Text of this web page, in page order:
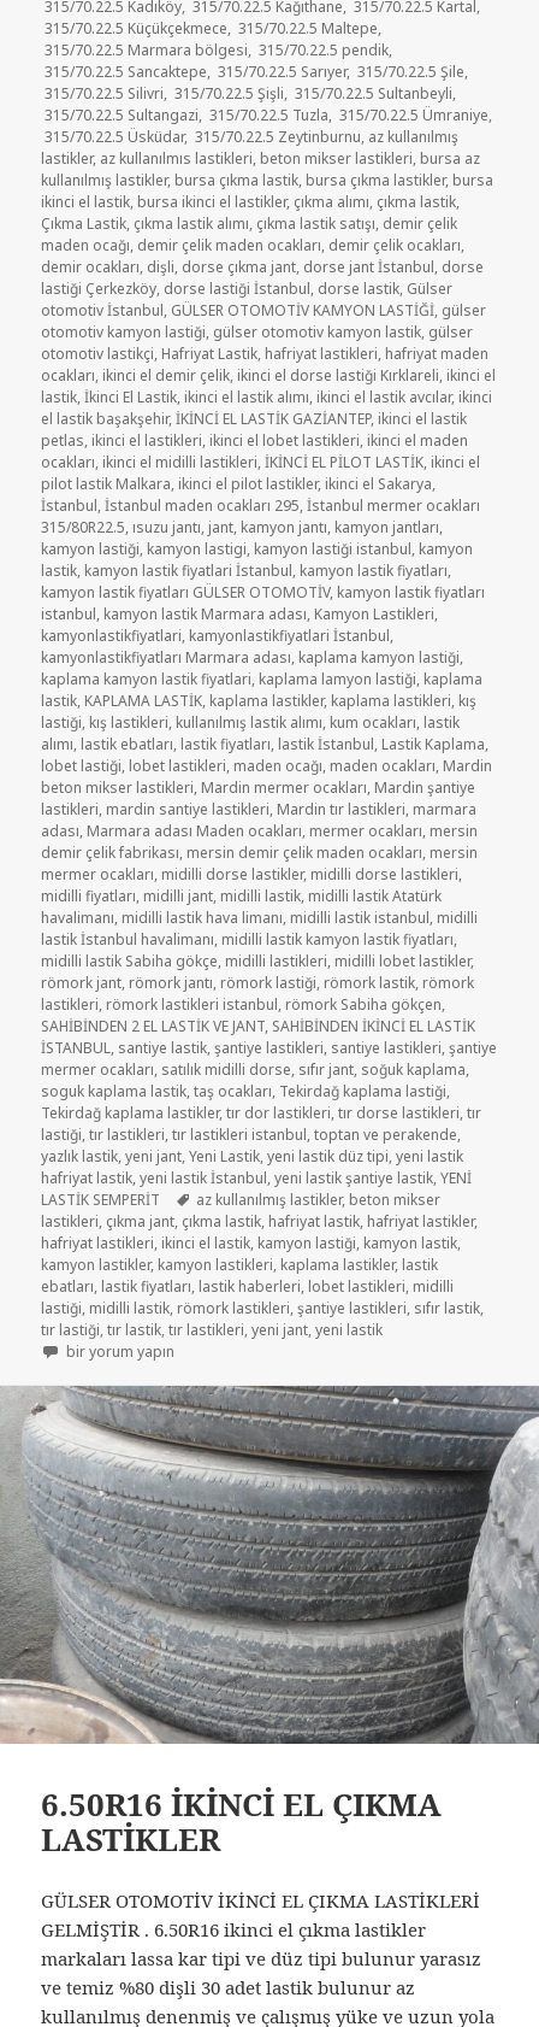
315/70.22.5 Kadıköy, 315/70.22.5 Kağıthane, 315/70.22.5 Kartal ,
315/70.22.5 Küçükçekmece, 315/70.22.5 Maltepe,
315/70.22.5 Marmara bölgesi, 315/70.22.5 pendik,
315/70.22.5 Sancaktepe, 315/70.22.5 Sarıyer, 315/70.22.5 Şile,
315/70.22.5 Silivri, 315/70.22.5 Şişli, 315/70.22.5 Sultanbeyli,
315/70.22.5 Sultangazi, 315/70.22.5 Tuzla, 315/70.22.5 Ümraniye,
315/70.22.5 Üsküdar, 315/70.22.5 Zeytinburnu, az kullanılmış
lastikler, az kullanılmıs lastikleri, beton mikser lastikleri, bursa az
kullanılmış lastikler, bursa çıkma lastik, bursa çıkma lastikler, bursa
ikinci el lastik, bursa ikinci el lastikler, çıkma alımı, çıkma lastik,
Çıkma Lastik, çıkma lastik alımı, çıkma lastik satışı, demir çelik
maden ocağı, demir çelik maden ocakları, demir çelik ocakları,
demir ocakları, dişli, dorse çıkma jant, dorse jant İstanbul, dorse
lastiği Çerkezköy, dorse lastiği İstanbul, dorse lastik, Gülser
otomotiv İstanbul, GÜLSER OTOMOTİV KAMYON LASTİĞİ, gülser
otomotiv kamyon lastiği, gülser otomotiv kamyon lastik, gülser
otomotiv lastikçi, Hafriyat Lastik, hafriyat lastikleri, hafriyat maden
ocakları, ikinci el demir çelik, ikinci el dorse lastiği Kırklareli, ikinci el
lastik,İkinci El Lastik, ikinci el lastik alımı, ikinci el lastik avcılar, ikinci
el lastik başakşehir,İKİNCİ EL LASTİK GAZİANTEP, ikinci el lastik
petlas, ikinci el lastikleri, ikinci el lobet lastikleri, ikinci el maden
ocakları, ikinci el midilli lastikleri,İKİNCİ EL PİLOT LASTİK, ikinci el
pilot lastik Malkara, ikinci el pilot lastikler, ikinci el Sakarya,
İstanbul,İstanbul maden ocakları 295,İstanbul mermer ocakları
315/80R22.5, ısuzu jantı, jant, kamyon jantı, kamyon jantları,
kamyon lastiği, kamyon lastigi, kamyon lastiği istanbul, kamyon
lastik, kamyon lastik fiyatlari İstanbul, kamyon lastik fiyatları,
kamyon lastik fiyatları GÜLSER OTOMOTİV, kamyon lastik fiyatları
istanbul, kamyon lastik Marmara adası, Kamyon Lastikleri,
kamyonlastikfiyatlari, kamyonlastikfiyatlari İstanbul,
kamyonlastikfiyatları Marmara adası, kaplama kamyon lastiği,
kaplama kamyon lastik fiyatlari, kaplama lamyon lastiği, kaplama
lastik, KAPLAMA LASTİK, kaplama lastikler, kaplama lastikleri, kış
lastiği, kış lastikleri, kullanılmış lastik alımı, kum ocakları, lastik
alımı, lastik ebatları, lastik fiyatları, lastik İstanbul, Lastik Kaplama,
lobet lastiği, lobet lastikleri, maden ocağı, maden ocakları, Mardin
beton mikser lastikleri, Mardin mermer ocakları, Mardin şantiye
lastikleri, mardin santiye lastikleri, Mardin tır lastikleri, marmara
adası, Marmara adası Maden ocakları, mermer ocakları, mersin
demir çelik fabrikası, mersin demir çelik maden ocakları, mersin
mermer ocakları, midilli dorse lastikler, midilli dorse lastikleri,
midilli fiyatları, midilli jant, midilli lastik, midilli lastik Atatürk
havalimanı, midilli lastik hava limanı, midilli lastik istanbul, midilli
lastik İstanbul havalimanı, midilli lastik kamyon lastik fiyatları,
midilli lastik Sabiha gökçe, midilli lastikleri, midilli lobet lastikler,
römork jant, römork jantı, römork lastiği, römork lastik, römork
lastikleri, römork lastikleri istanbul, römork Sabiha gökçen,
SAHİBİNDEN 2 EL LASTİK VE JANT, SAHİBİNDEN İKİNCİ EL LASTİK
İSTANBUL, santiye lastik,şantiye lastikleri, santiye lastikleri,şantiye
mermer ocakları, satılık midilli dorse, sıfır jant, soğuk kaplama,
soguk kaplama lastik,taş ocakları, Tekirdağ kaplama lastiği,
Tekirdağ kaplama lastikler,tır dor lastikleri,tır dorse lastikleri,tır
lastiği,tır lastikleri,tır lastikleri istanbul,toptan ve perakende,
yazlık lastik,yeni jant,Yeni Lastik,yeni lastik düz tipi,yeni lastik
hafriyat lastik,yeni lastik İstanbul,yeni lastik şantiye lastik,YENİ
LASTİK SEMPERİT
Etiketler
az kullanılmış lastikler, beton mikser
lastikleri, çıkma jant, çıkma lastik, hafriyat lastik, hafriyat lastikler,
hafriyat lastikleri, ikinci el lastik, kamyon lastiği, kamyon lastik,
kamyon lastikler, kamyon lastikleri, kaplama lastikler, lastik
ebatları, lastik fiyatları, lastik haberleri, lobet lastikleri, midilli
lastiği, midilli lastik, römork lastikleri,şantiye lastikleri, sıfır lastik,
tır lastiği,tır lastik,tır lastikleri,yeni jant,yeni lastik
315/70R22.5 AZ KULLANILMIŞ LASTİKLER için
bir yorum yapın
6.50R16 İKİNCİ EL ÇIKMA
LASTİKLER
GÜLSER OTOMOTİV İKİNCİ EL ÇIKMA LASTİKLERİ
GELMİŞTİR . 6.50R16 ikinci el çıkma lastikler
markaları lassa kar tipi ve düz tipi bulunur yarasız
ve temiz %80 dişli 30 adet lastik bulunur az
kullanılmış denenmiş ve çalışmış yüke ve uzun yola